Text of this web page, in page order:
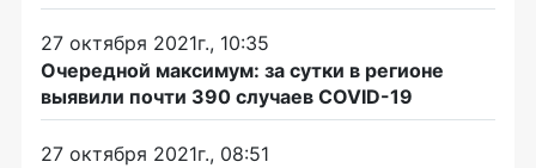
27 октября 2021г., 10:35
Очередной максимум: за сутки в регионе
выявили почти 390 случаев COVID-19
27 октября 2021г., 08:51